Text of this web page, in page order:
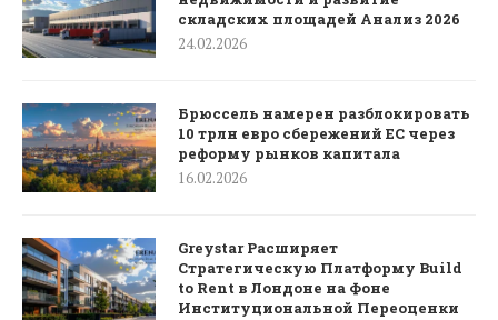
складских площадей Анализ 2026
24.02.2026
Брюссель намерен разблокировать
10 трлн евро сбережений ЕС через
реформу рынков капитала
16.02.2026
Greystar Расширяет
Стратегическую Платформу Build
to Rent в Лондоне на Фоне
Институциональной Переоценки